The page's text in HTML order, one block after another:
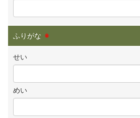
ふりがな ※
せい
めい